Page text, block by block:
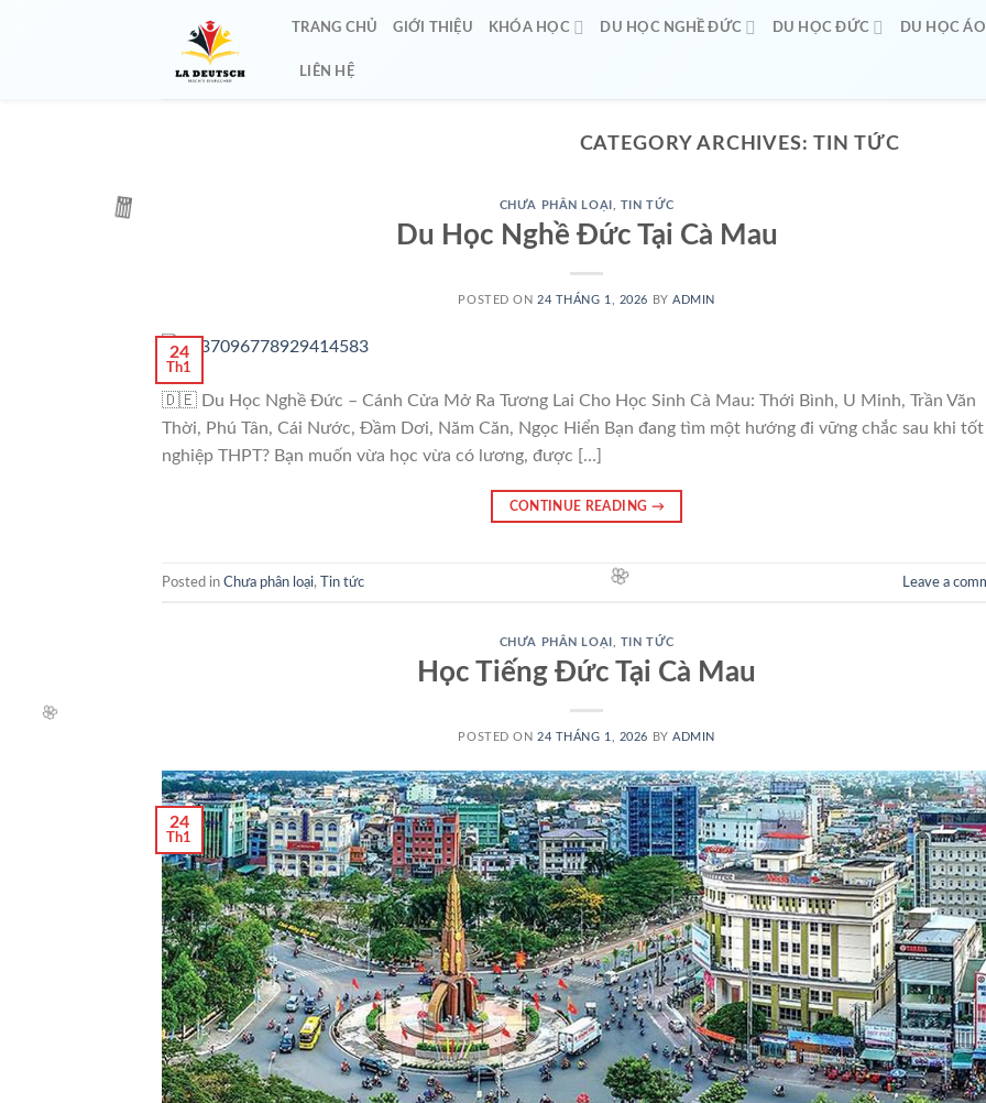
🌸
🧧
TRANG CHỦ GIỚI THIỆU KHÓA HỌC DU HỌC NGHỀ ĐỨC DU HỌC ĐỨC DU HỌC ÁO
LIÊN HỆ
CATEGORY ARCHIVES:TIN TỨC
CHƯA PHÂN LOẠI TIN TỨC
Du Học Nghề Đức Tại Cà Mau
POSTED ON 24 THÁNG 1, 2026 BYADMIN
24
Th1
🇩🇪 Du Học Nghề Đức – Cánh Cửa Mở Ra Tương Lai Cho Học Sinh Cà Mau: Thới Bình, U Minh, Trần Văn
Thời, Phú Tân, Cái Nước, Đầm Dơi, Năm Căn, Ngọc Hiển Bạn đang tìm một hướng đi vững chắc sau khi tốt
nghiệp THPT? Bạn muốn vừa học vừa có lương, được […]
CONTINUE READING →
Posted in Chưa phân loại, Tin tức Leave a
CHƯA PHÂN LOẠI , TIN TỨC
Học Tiếng Đức Tại Cà Mau
POSTED ON 24 THÁNG 1, 2026 BYADMIN
24
Th1